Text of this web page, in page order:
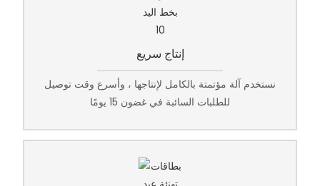
إنتاج سريع
نستخدم آلة مؤتمتة بالكامل لإنتاجها ، وأسرع وقت توصيل
للطلبات السائبة في غضون 15 يومًا